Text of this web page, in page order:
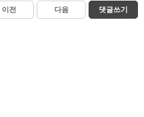
이전 다음 댓글쓰기